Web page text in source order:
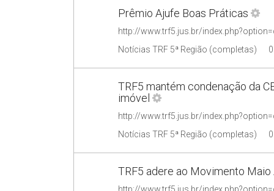
Prêmio Ajufe Boas Práticas
Notícias TRF 5ª Região (completas)
TRF5 mantém condenação da
imóvel
Notícias TRF 5ª Região (completas)
TRF5 adere ao Movimento Maio